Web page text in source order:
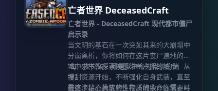
Iris 配置方案并进入对应版本。 游戏启动
后，进入选项 (Options)→ 视频设置
(Video Settings)→着色器包 (Shader
Packs)
(Open Shader Pack Folder)。 将下载的
ZIP 压缩包移动至该文件夹
(.minecraft/shaderpacks) 中。 在游戏内
的列表中选中新安装的包（若由 Iris 成功
亡者世界 DeceasedCraft
亡者世界 - DeceasedCraft 现代都市僵尸
启示录
当文明的基石在一次突如其来的大崩塌中
分崩离析，你将如何在这片丧尸遍地的废
墟中求生？探索被感染者占据的城市，从
搜刮资源开始，不断强化自身武装，直至
最终涉足充满放射性物质的致命区域，寻
“每一次突破，都是以生命为代价的赌
博。”
在这个精心构筑的生存环境中，你需要时